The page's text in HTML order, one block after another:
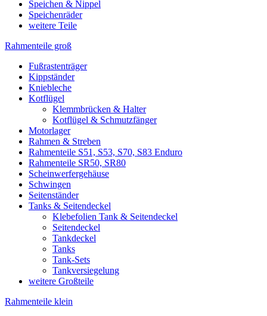
Speichen & Nippel
Speichenräder
weitere Teile
Rahmenteile groß
Fußrastenträger
Kippständer
Kniebleche
Kotflügel
Klemmbrücken & Halter
Kotflügel & Schmutzfänger
Motorlager
Rahmen & Streben
Rahmenteile S51, S53, S70, S83 Enduro
Rahmenteile SR50, SR80
Scheinwerfergehäuse
Schwingen
Seitenständer
Tanks & Seitendeckel
Klebefolien Tank & Seitendeckel
Seitendeckel
Tankdeckel
Tanks
Tank-Sets
Tankversiegelung
weitere Großteile
Rahmenteile klein